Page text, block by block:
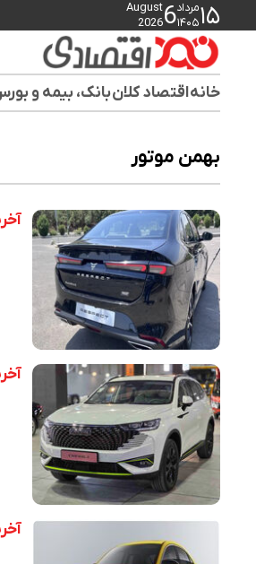
۱۵مرداد
۱۴۰۵6
August
2026
خانهاقتصاد کلانبانک، بیمه و
بهمن موتور